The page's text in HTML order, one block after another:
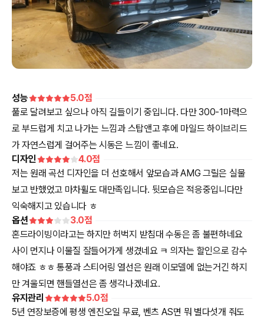
성능 5.0점
풀로 달려보고 싶으나 아직 길들이기 중입니다. 다만 300-1마력으
로 부드럽게 치고 나가는 느낌과 스탑앤고 후에 마일드 하이브리드
가 자연스럽게 걸어주는 시동은 느낌이 좋네요.
디자인
4.0점
저는 원래 곡선 디자인을 더 선호해서 앞모습과 AMG 그릴은 실물
보고 반했었고 마차휠도 대만족입니다. 뒷모습은 적응중입니다만
익숙해지고 있습니다 ㅎ
옵션
3.0점
혼드라이빙이라고는 하지만 허벅지 받침대 수동은 좀 불편하네요
사이 먼지나 이물질 잘들어가게 생겼네요 ㅋ 의자는 할인으로 감수
해야죠 ㅎㅎ 통풍과 스티어링 열선은 원래 이모델에 없는거긴 하지
만 겨울되면 핸들열선은 좀 생각나겠네요.
유지관리
5.0점
5년 연장보증에 평생 엔진오일 무료, 벤츠 AS면 뭐 별다섯개 줘도